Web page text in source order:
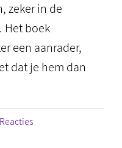
zeker in de
Het boek
een aanrader,
dat je hem dan